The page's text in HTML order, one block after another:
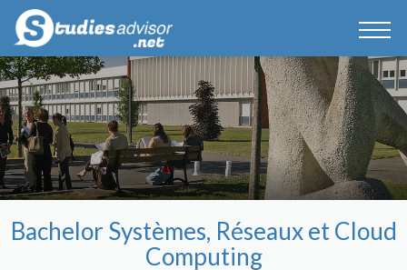
Bachelor Systèmes, Réseaux et Cloud
Computing